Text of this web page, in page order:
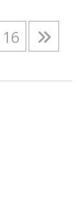
Page
16
Next